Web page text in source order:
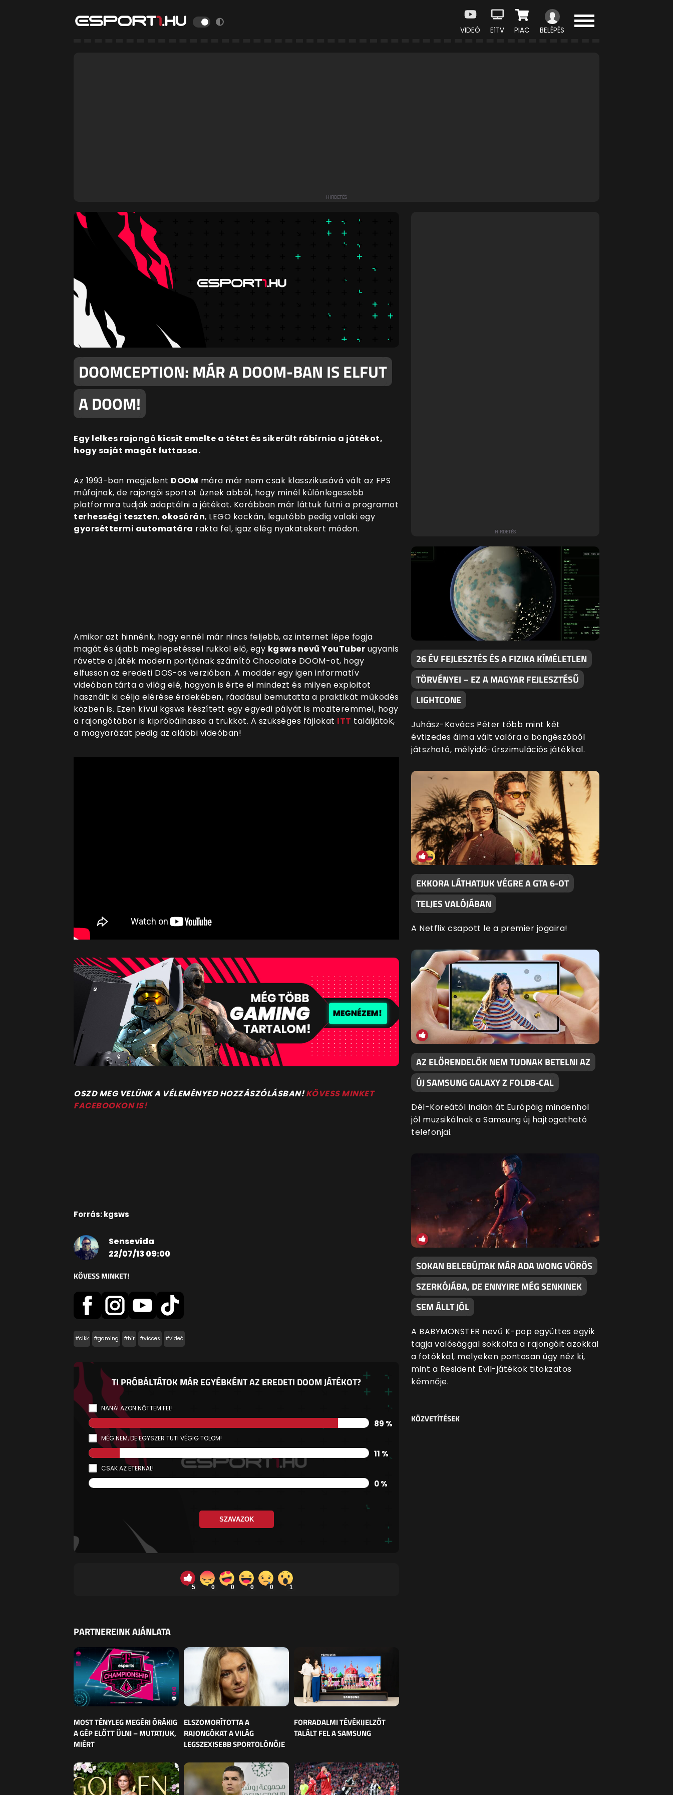
VIDEÓ E1TV PIAC BELÉPÉS
DOOMCEPTION: MÁR A DOOM-BAN IS ELFUT
A DOOM!
Egy lelkes rajongó kicsit emelte a tétet és sikerült rábírnia a játékot,
hogy saját magát futtassa.
Az 1993-ban megjelent DOOM mára már nem csak klasszikusává vált az FPS
műfajnak, de rajongói sportot űznek abból, hogy minél különlegesebb
platformra tudják adaptálni a játékot. Korábban már láttuk futni a programot
terhességi teszten, okosórán, LEGO kockán, legutóbb pedig valaki egy
gyorséttermi automatára rakta fel, igaz elég nyakatekert módon.
Amikor azt hinnénk, hogy ennél már nincs feljebb, az internet lépe fogja
magát és újabb meglepetéssel rukkol elő, egy kgsws nevű YouTuber ugyanis
rávette a játék modern portjának számító Chocolate DOOM-ot, hogy
elfusson az eredeti DOS-os verzióban. A modder egy igen informatív
videóban tárta a világ elé, hogyan is érte el mindezt és milyen exploitot
használt ki célja elérése érdekében, ráadásul bemutatta a praktikát működés
közben is. Ezen kívül kgsws készített egy egyedi pályát is moziteremmel, hogy
a rajongótábor is kipróbálhassa a trükköt. A szükséges fájlokat ITT találjátok,
a magyarázat pedig az alábbi videóban!
OSZD MEG VELÜNK A VÉLEMÉNYED HOZZÁSZÓLÁSBAN!KÖVESS MINKET
FACEBOOKON IS!
Forrás: kgsws
Sensevida
22/07/13 09:00
KÖVESS MINKET!
#cikk #gaming #hír #vicces #videó
TI PRÓBÁLTÁTOK MÁR EGYÉBKÉNT AZ EREDETI DOOM JÁTÉKOT?
NANÁ! AZON NŐTTEM FEL!
89 %
MÉG NEM, DE EGYSZER TUTI VÉGIG TOLOM!
11 %
CSAK AZ ETERNAL!
0 %
SZAVAZOK
5 0 0 0 0 1
PARTNEREINK AJÁNLATA
MOST TÉNYLEG MEGÉRI ÓRÁKIG
A GÉP ELŐTT ÜLNI – MUTATJUK,
MIÉRT
ELSZOMORÍTOTTA A
RAJONGÓKAT A VILÁG
LEGSZEXISEBB SPORTOLÓNŐJE
FORRADALMI TÉVÉKIJELZŐT
TALÁLT FEL A SAMSUNG
26 ÉV FEJLESZTÉS ÉS A FIZIKA KÍMÉLETLEN
TÖRVÉNYEI – EZ A MAGYAR FEJLESZTÉSŰ
LIGHTCONE
Juhász-Kovács Péter több mint két
évtizedes álma vált valóra a böngészőből
játszható, mélyidő-űrszimulációs játékkal.
EKKORA LÁTHATJUK VÉGRE A GTA 6-OT
TELJES VALÓJÁBAN
A Netflix csapott le a premier jogaira!
AZ ELŐRENDELŐK NEM TUDNAK BETELNI AZ
ÚJ SAMSUNG GALAXY Z FOLD8-CAL
Dél-Koreától Indián át Európáig mindenhol
jól muzsikálnak a Samsung új hajtogatható
telefonjai.
SOKAN BELEBÚJTAK MÁR ADA WONG VÖRÖS
SZERKÓJÁBA, DE ENNYIRE MÉG SENKINEK
SEM ÁLLT JÓL
A BABYMONSTER nevű K-pop együttes egyik
tagja valósággal sokkolta a rajongóit azokkal
a fotókkal, melyeken pontosan úgy néz ki,
mint a Resident Evil-játékok titokzatos
kémnője.
KÖZVETÍTÉSEK